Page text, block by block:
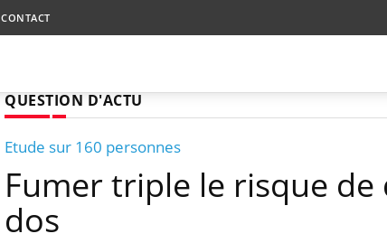
CONTACT
QUESTION D'ACTU
Etude sur 160 personnes
Fumer triple le risque
dos